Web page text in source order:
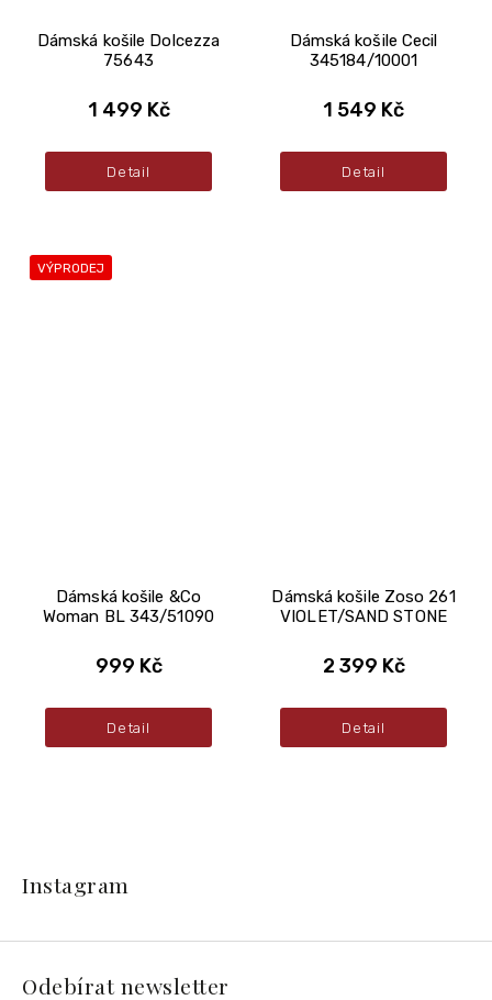
Dámská košile Dolcezza
75643
1 499 Kč
Detail
Dámská košile Cecil
345184/10001
1 549 Kč
Detail
VÝPRODEJ
Dámská košile &Co
Woman BL 343/51090
999 Kč
Detail
Dámská košile Zoso 261
VIOLET/SAND STONE
2 399 Kč
Detail
t
Instagram
Odebírat newsletter